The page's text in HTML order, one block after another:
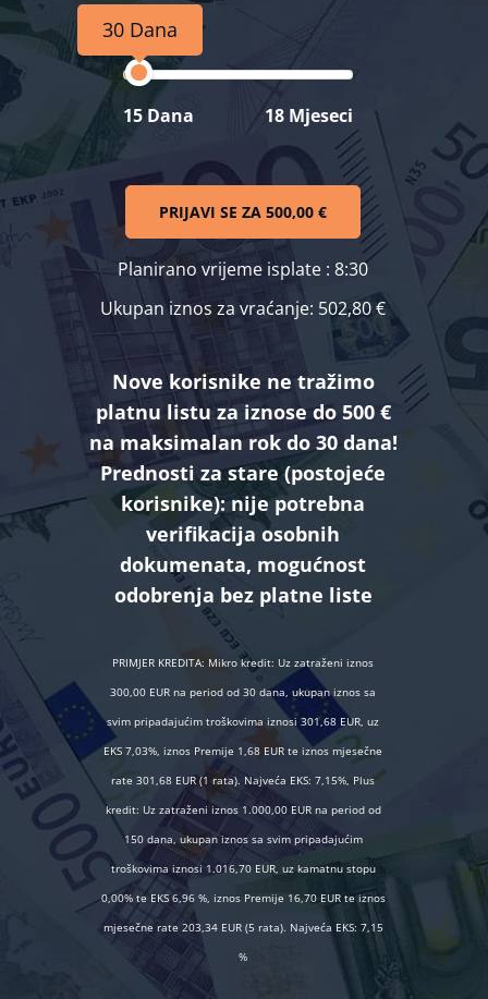
30 Dana
15 Dana 18 Mjeseci
PRIJAVI SE ZA500,00 €
Planirano vrijeme isplate : 8:30
Ukupan iznos za vraćanje: 502,80 €
Nove korisnike ne tražimo
platnu listu za iznose do 500 €
na maksimalan rok do 30 dana!
Prednosti za stare (postojeće
korisnike): nije potrebna
verifikacija osobnih
dokumenata, mogućnost
odobrenja bez platne liste
PRIMJER KREDITA: Mikro kredit: Uz zatraženi iznos
300,00 EUR na period od 30 dana, ukupan iznos sa
svim pripadajućim troškovima iznosi 301,68 EUR, uz
EKS 7,03%, iznos Premije 1,68 EUR te iznos mjesečne
rate 301,68 EUR (1 rata). Najveća EKS: 7,15%, Plus
kredit: Uz zatraženi iznos 1.000,00 EUR na period od
150 dana, ukupan iznos sa svim pripadajućim
troškovima iznosi 1.016,70 EUR, uz kamatnu stopu
0,00% te EKS 6,96 %, iznos Premije 16,70 EUR te iznos
mjesečne rate 203,34 EUR (5 rata). Najveća EKS: 7,15
%